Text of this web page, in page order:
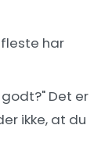
har
Det er
ikke, at du